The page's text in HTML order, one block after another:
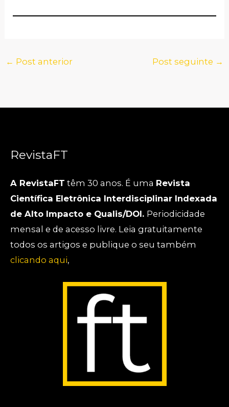
← Post anterior Post seguinte →
RevistaFT
A RevistaFT têm 30 anos. É uma Revista
Científica Eletrônica Interdisciplinar Indexada
de Alto Impacto e Qualis/DOI. Periodicidade
mensal e de acesso livre. Leia gratuitamente
todos os artigos e publique o seu também
clicando aqui,